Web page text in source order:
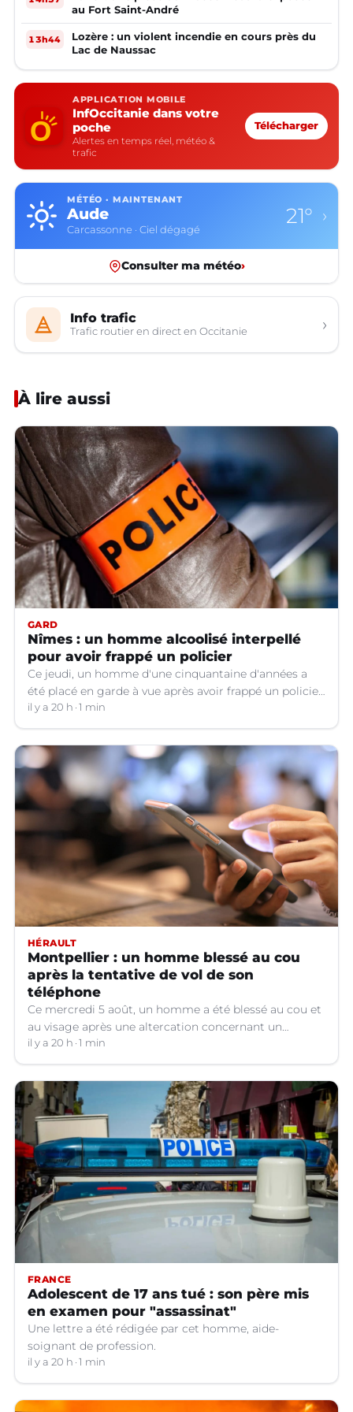
au Fort Saint-André
13h44
Lozère : un violent incendie en cours près du
Lac de Naussac
APPLICATION MOBILE
InfOccitanie dans votre
poche
Alertes en temps réel, météo &
trafic
Télécharger
MÉTÉO · MAINTENANT
Aude
Carcassonne · Ciel dégagé
21° ›
Consulter ma météo›
Info trafic
Trafic routier en direct en Occitanie ›
À lire aussi
GARD
Nîmes : un homme alcoolisé interpellé
pour avoir frappé un policier
Ce jeudi, un homme d'une cinquantaine d'années a
été placé en garde à vue après avoir frappé un policier
hors service à Nîmes (Gard).
il y a 20 h 1 min
HÉRAULT
Montpellier : un homme blessé au cou
après la tentative de vol de son
téléphone
Ce mercredi 5 août, un homme a été blessé au cou et
au visage après une altercation concernant un
téléphone portable à Montpellier (Hérault).
il y a 20 h 1 min
FRANCE
Adolescent de 17 ans tué : son père mis
en examen pour "assassinat"
Une lettre a été rédigée par cet homme, aide-
soignant de profession.
il y a 20 h 1 min